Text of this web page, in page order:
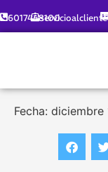
6017448100
Fecha: diciembre